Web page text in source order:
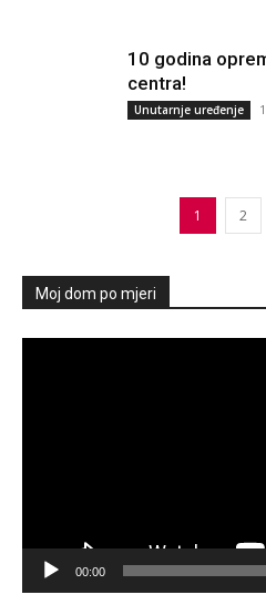
10 godina
centra!
Unutarnje uređenje
1 2
Moj dom po mjeri
00:00